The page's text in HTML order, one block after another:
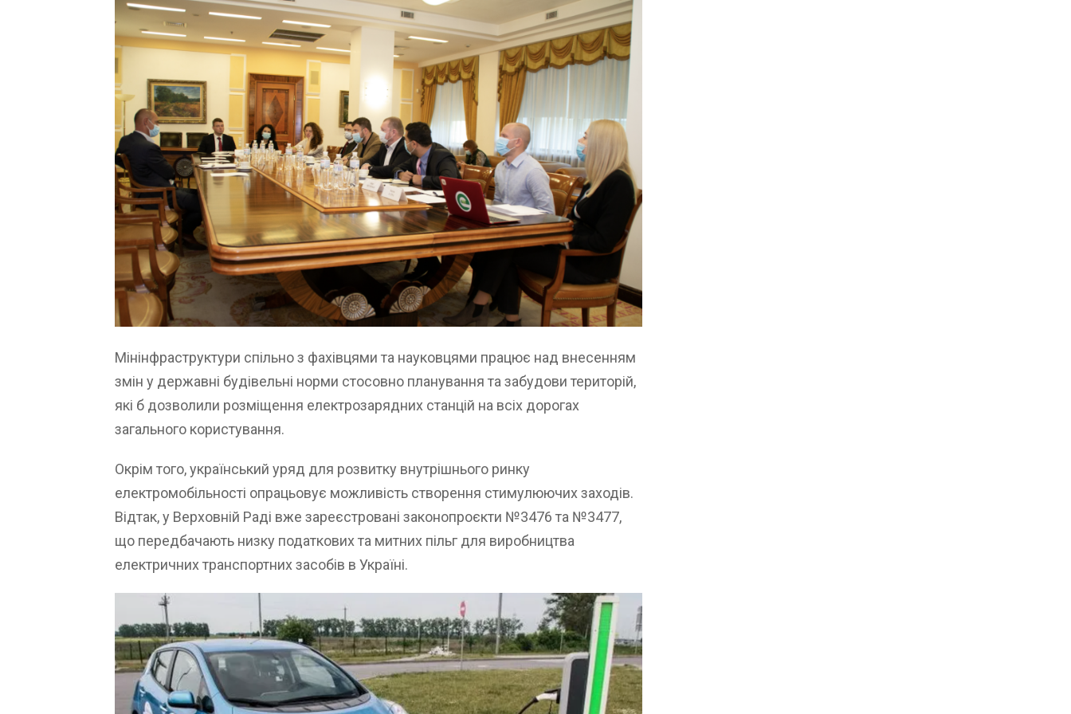
Мінінфраструктури спільно з фахівцями та науковцями працює над внесенням
змін у державні будівельні норми стосовно планування та забудови територій,
які б дозволили розміщення електрозарядних станцій на всіх дорогах
загального користування.
Окрім того, український уряд для розвитку внутрішнього ринку
електромобільності опрацьовує можливість створення стимулюючих заходів.
Відтак, у Верховній Раді вже зареєстровані законопроєкти №3476 та №3477,
що передбачають низку податкових та митних пільг для виробництва
електричних транспортних засобів в Україні.